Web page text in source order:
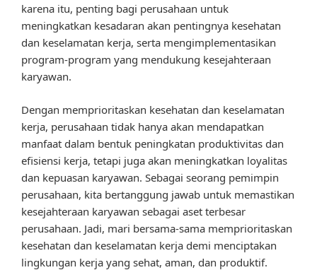
karena itu, penting bagi perusahaan untuk
meningkatkan kesadaran akan pentingnya kesehatan
dan keselamatan kerja, serta mengimplementasikan
program-program yang mendukung kesejahteraan
karyawan.
Dengan memprioritaskan kesehatan dan keselamatan
kerja, perusahaan tidak hanya akan mendapatkan
manfaat dalam bentuk peningkatan produktivitas dan
efisiensi kerja, tetapi juga akan meningkatkan loyalitas
dan kepuasan karyawan. Sebagai seorang pemimpin
perusahaan, kita bertanggung jawab untuk memastikan
kesejahteraan karyawan sebagai aset terbesar
perusahaan. Jadi, mari bersama-sama memprioritaskan
kesehatan dan keselamatan kerja demi menciptakan
lingkungan kerja yang sehat, aman, dan produktif.